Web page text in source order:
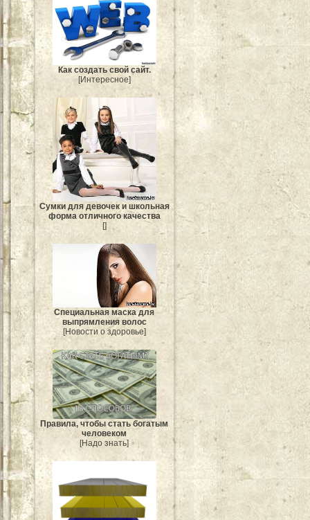
Как создать свой сайт.
[Интересное]
Сумки для девочек и школьная
форма отличного качества
[]
Специальная маска для
выпрямления волос
[Новости о здоровье]
Правила, чтобы стать богатым
человеком
[Надо знать]